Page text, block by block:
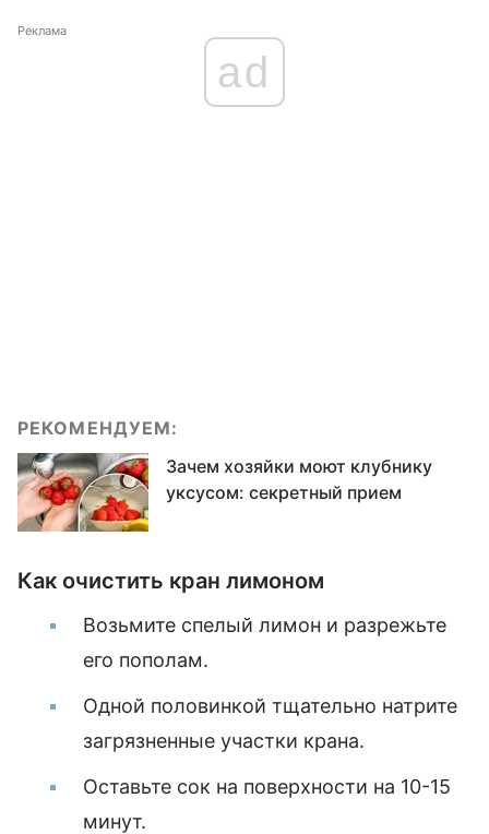
Реклама
ad
РЕКОМЕНДУЕМ:
Зачем хозяйки моют клубнику
уксусом: секретный прием
Как очистить кран лимоном
Возьмите спелый лимон и разрежьте
его пополам.
Одной половинкой тщательно натрите
загрязненные участки крана.
Оставьте сок на поверхности на 10-15
минут.